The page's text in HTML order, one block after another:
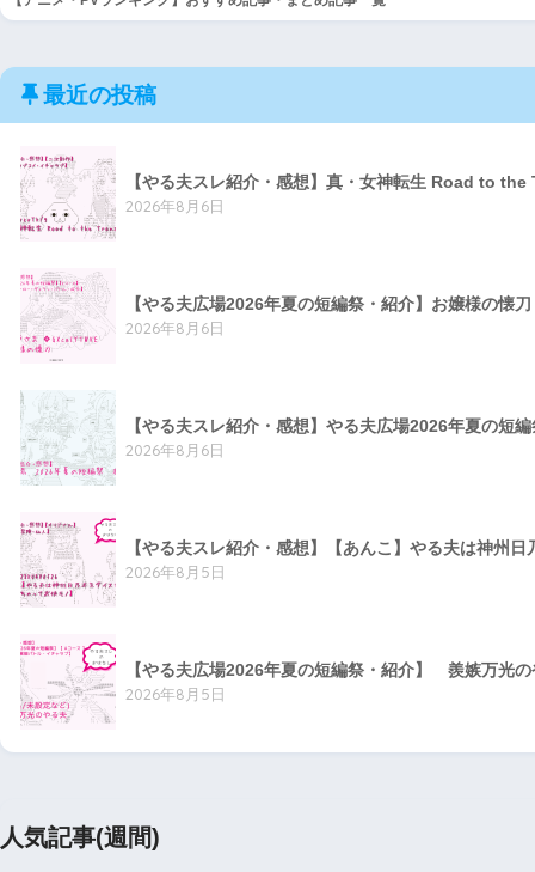
最近の投稿
【やる夫スレ紹介・感想】真・女神転生 Road to
2026年8月6日
【やる夫広場2026年夏の短編祭・紹介】お嬢様の懐
2026年8月6日
【やる夫スレ紹介・感想】やる夫広場2026年夏の短
2026年8月6日
【やる夫スレ紹介・感想】【あんこ】やる夫は神州
2026年8月5日
【やる夫広場2026年夏の短編祭・紹介】 羨嫉万光
2026年8月5日
人気記事(週間)